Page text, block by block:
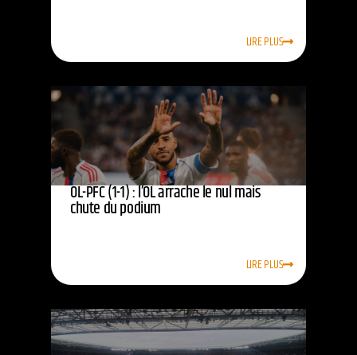
LIRE PLUS
OL-PFC (1-1) : l’OL arrache le nul mais
chute du podium
LIRE PLUS